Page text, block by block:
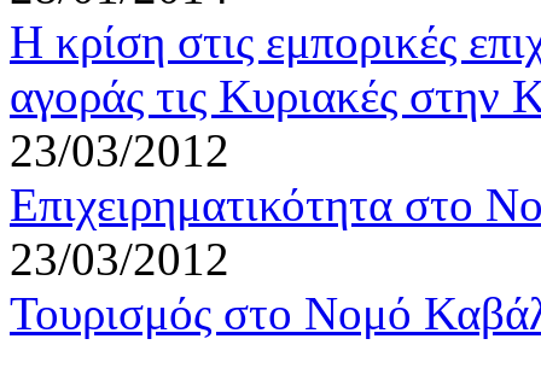
Η κρίση στις εμπορικές
αγοράς τις Κυριακές στην
23/03/2012
Επιχειρηματικότητα στο
23/03/2012
Τουρισμός στο Νομό